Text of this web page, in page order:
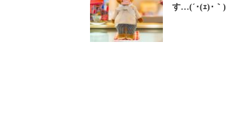
す…(´･(ｪ)･｀)